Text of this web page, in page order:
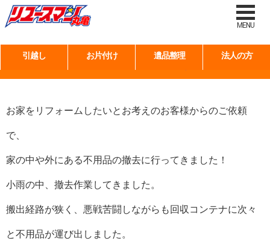
MENU
引越し お片付け 遺品整理 法人の方
タグ:解体
一軒家の不用品回収と草刈りをしてきました！
お家をリフォームしたいとお考えのお客様からのご依頼
で、
家の中や外にある不用品の撤去に行ってきました！
小雨の中、撤去作業してきました。
搬出経路が狭く、悪戦苦闘しながらも回収コンテナに次々
と不用品が運び出しました。